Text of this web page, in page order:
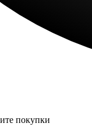
покупки